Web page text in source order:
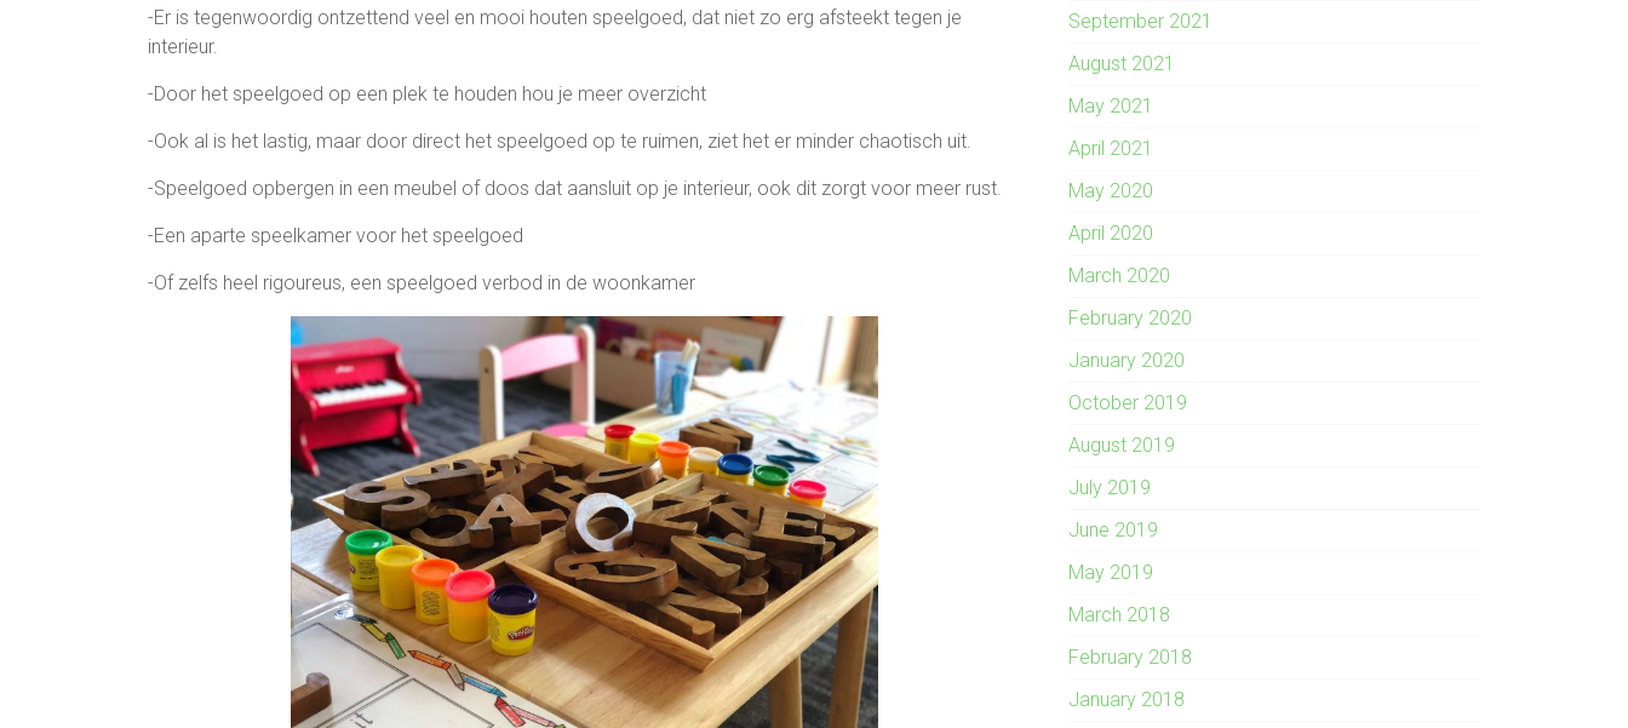
-Er is tegenwoordig ontzettend veel en mooi houten speelgoed, dat niet zo erg afsteekt tegen je
interieur.
-Door het speelgoed op een plek te houden hou je meer overzicht
-Ook al is het lastig, maar door direct het speelgoed op te ruimen, ziet het er minder chaotisch uit.
-Speelgoed opbergen in een meubel of doos dat aansluit op je interieur, ook dit zorgt voor meer rust.
-Een aparte speelkamer voor het speelgoed
-Of zelfs heel rigoureus, een speelgoed verbod in de woonkamer
September 2021
August 2021
May 2021
April 2021
May 2020
April 2020
March 2020
February 2020
January 2020
October 2019
August 2019
July 2019
June 2019
May 2019
March 2018
February 2018
January 2018